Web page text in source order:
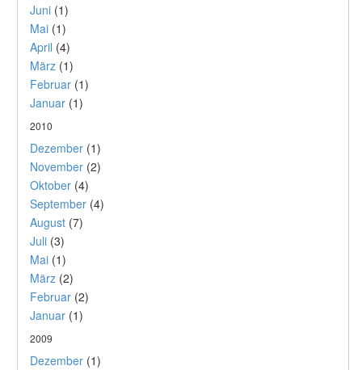
Juni (1)
Mai (1)
April (4)
März (1)
Februar (1)
Januar (1)
2010
Dezember (1)
November (2)
Oktober (4)
September (4)
August (7)
Juli (3)
Mai (1)
März (2)
Februar (2)
Januar (1)
2009
Dezember (1)